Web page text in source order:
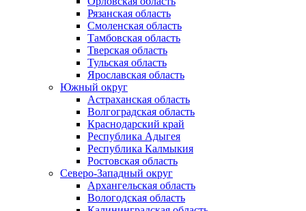
Рязанская область
Смоленская область
Тамбовская область
Тверская область
Тульская область
Ярославская область
Южный округ
Астраханская область
Волгоградская область
Краснодарский край
Республика Адыгея
Республика Калмыкия
Ростовская область
Северо-Западный округ
Архангельская область
Вологодская область